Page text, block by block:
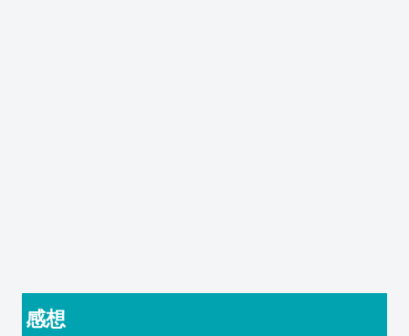
感想